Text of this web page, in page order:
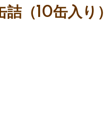
（10缶入り）